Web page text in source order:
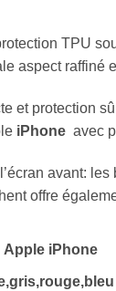
TPU
aspect raffiné
et protection
iPhone avec
avant:
offre
Apple iPhone